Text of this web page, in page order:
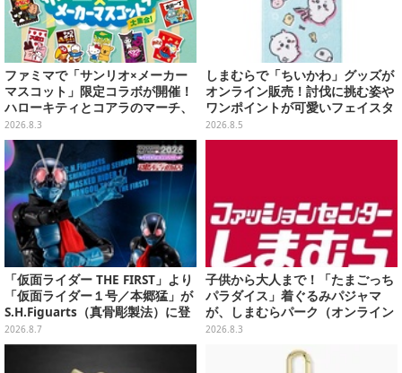
ファミマで「サンリオ×メーカー
マスコット」限定コラボが開催！
ハローキティとコアラのマーチ、
ハンギョドンと出前坊やなど全26
キャラが夢の共演
2026.8.3
しまむらで「ちいかわ」グッズが
オンライン販売！討伐に挑む姿や
ワンポイントが可愛いフェイスタ
オル、バスマットなど全14種
2026.8.5
「仮面ライダー THE FIRST」より
「仮面ライダー１号／本郷猛」が
S.H.Figuarts（真骨彫製法）に登
場！8月18日より予約受付開始
2026.8.7
子供から大人まで！「たまごっち
パラダイス」着ぐるみパジャマ
が、しまむらパーク（オンライン
ストア）にて受注生産
2026.8.3